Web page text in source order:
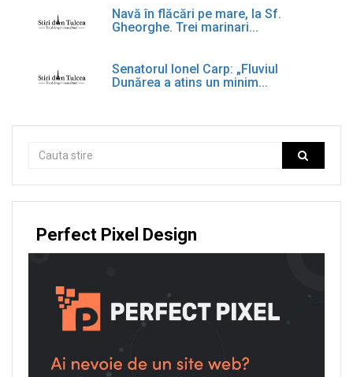
Navă în flăcări pe mare, la Sf.
Gheorghe. Trei marinari...
Senatorul Ionel Carp: „Fluviul
Dunărea a atins un minim...
Perfect Pixel Design